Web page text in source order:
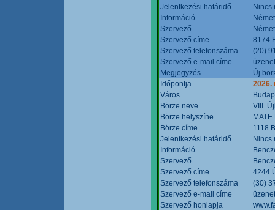
Jelentkezési határidő
Nincs
Információ
Szervező
Szervező címe
8174
Szervező telefonszáma
(20)
Szervező e-mail címe
Megjegyzés
Új
Időpontja
2026.
Város
Börze neve
VIII.
Börze helyszíne
Börze címe
1118
Jelentkezési határidő
Nincs
Információ
Szervező
Szervező címe
4244
Szervező telefonszáma
(30)
Szervező e-mail címe
Szervező honlapja